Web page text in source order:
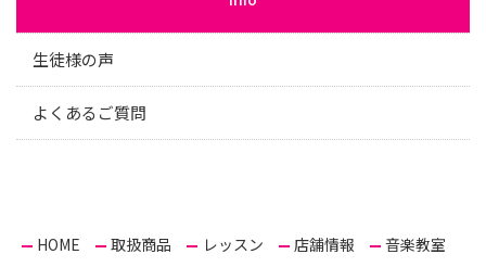
生徒様の声
よくあるご質問
HOME 取扱商品 レッスン 店舗情報
音楽教室